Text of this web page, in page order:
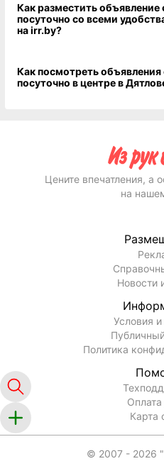
Как разместить
посуточно со всеми удобствами в Дятлове бесплатно
на irr.by?
Как посмотреть
посуточно в
Цените впечатления, а
на
Новости
Условия
Политика
Оплата
Карта
© 2007 - 2026